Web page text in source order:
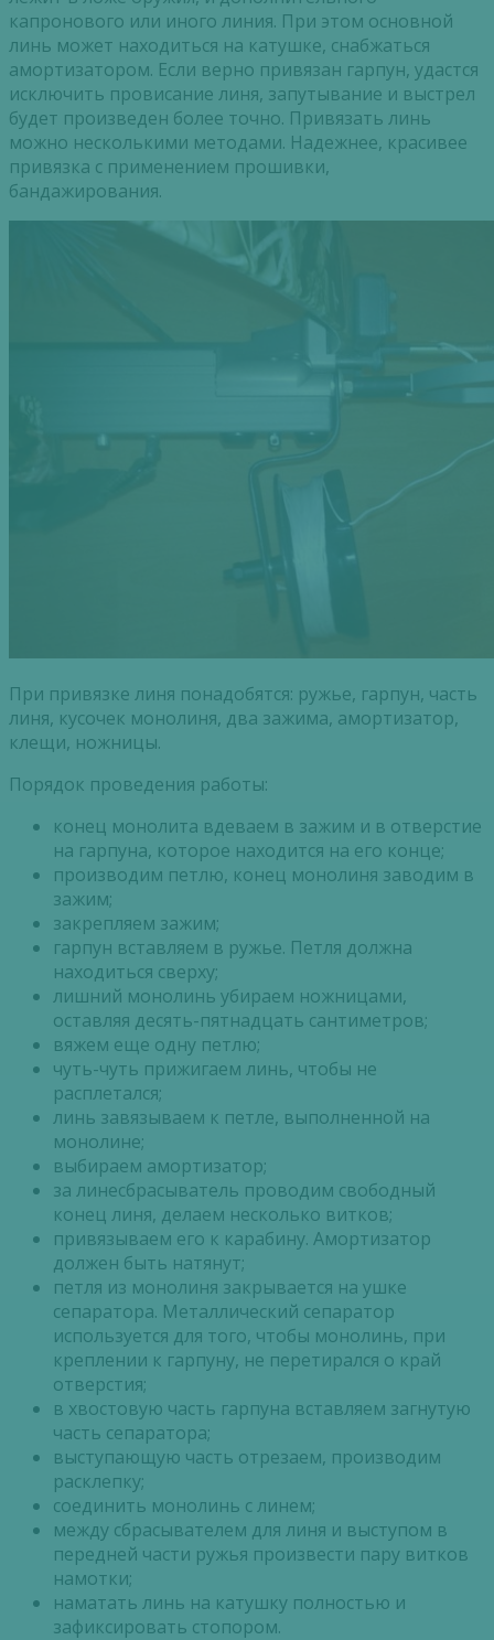
капронового или иного линия. При этом основной
линь может находиться на катушке, снабжаться
амортизатором. Если верно привязан гарпун, удастся
исключить провисание линя, запутывание и выстрел
будет произведен более точно. Привязать линь
можно несколькими методами. Надежнее, красивее
привязка с применением прошивки,
бандажирования.
При привязке линя понадобятся: ружье, гарпун, часть
линя, кусочек монолиня, два зажима, амортизатор,
клещи, ножницы.
Порядок проведения работы:
конец монолита вдеваем в зажим и в отверстие
на гарпуна, которое находится на его конце;
производим петлю, конец монолиня заводим в
зажим;
закрепляем зажим;
гарпун вставляем в ружье. Петля должна
находиться сверху;
лишний монолинь убираем ножницами,
оставляя десять-пятнадцать сантиметров;
вяжем еще одну петлю;
чуть-чуть прижигаем линь, чтобы не
расплетался;
линь завязываем к петле, выполненной на
монолине;
выбираем амортизатор;
за линесбрасыватель проводим свободный
конец линя, делаем несколько витков;
привязываем его к карабину. Амортизатор
должен быть натянут;
петля из монолиня закрывается на ушке
сепаратора. Металлический сепаратор
используется для того, чтобы монолинь, при
креплении к гарпуну, не перетирался о край
отверстия;
в хвостовую часть гарпуна вставляем загнутую
часть сепаратора;
выступающую часть отрезаем, производим
расклепку;
соединить монолинь с линем;
между сбрасывателем для линя и выступом в
передней части ружья произвести пару витков
намотки;
наматать линь на катушку полностью и
зафиксировать стопором.